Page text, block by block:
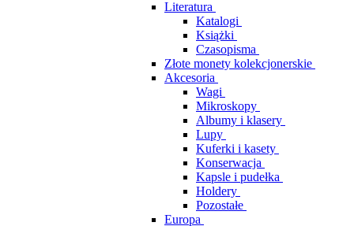
Literatura
Katalogi
Książki
Czasopisma
Złote monety kolekcjonerskie
Akcesoria
Wagi
Mikroskopy
Albumy i klasery
Lupy
Kuferki i kasety
Konserwacja
Kapsle i pudełka
Holdery
Pozostałe
Europa